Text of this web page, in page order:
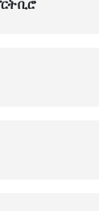
ቢሮ